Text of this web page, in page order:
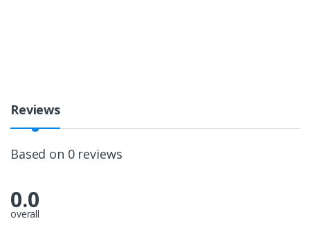
Reviews
Based on 0 reviews
0.0
overall